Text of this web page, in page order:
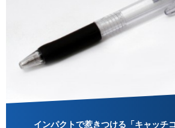
インパクトで惹きつける「キャッチ